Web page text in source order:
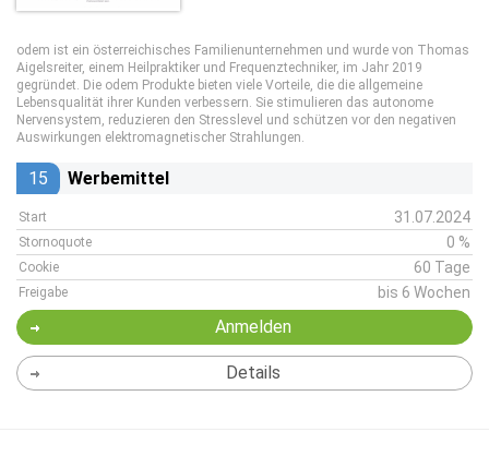
odem ist ein österreichisches Familienunternehmen und wurde von Thomas
Aigelsreiter, einem Heilpraktiker und Frequenztechniker, im Jahr 2019
gegründet. Die odem Produkte bieten viele Vorteile, die die allgemeine
Lebensqualität ihrer Kunden verbessern. Sie stimulieren das autonome
Nervensystem, reduzieren den Stresslevel und schützen vor den negativen
Auswirkungen elektromagnetischer Strahlungen.
15 Werbemittel
Start 31.07.2024
Stornoquote 0 %
Cookie 60 Tage
Freigabe bis 6 Wochen
Anmelden
Details